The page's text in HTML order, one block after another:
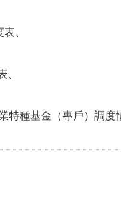
、
種基金（專戶）調度